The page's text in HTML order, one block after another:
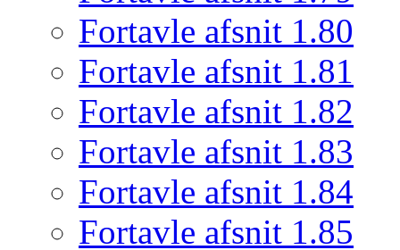
Fortavle afsnit 1.80
Fortavle afsnit 1.81
Fortavle afsnit 1.82
Fortavle afsnit 1.83
Fortavle afsnit 1.84
Fortavle afsnit 1.85